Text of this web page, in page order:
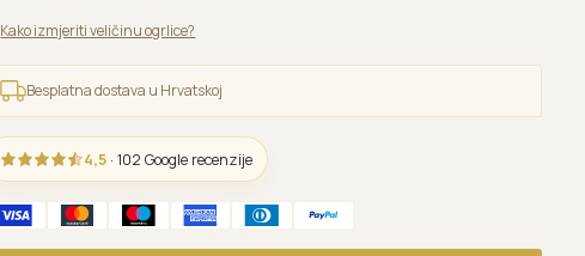
Kako izmjeriti veličinu ogrlice?
Besplatna dostava u Hrvatskoj
4,5 · 102 Google recenzije